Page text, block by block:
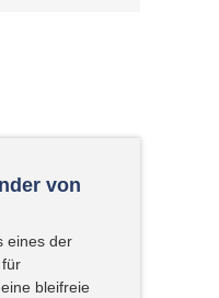
von
eines der
bleifreie